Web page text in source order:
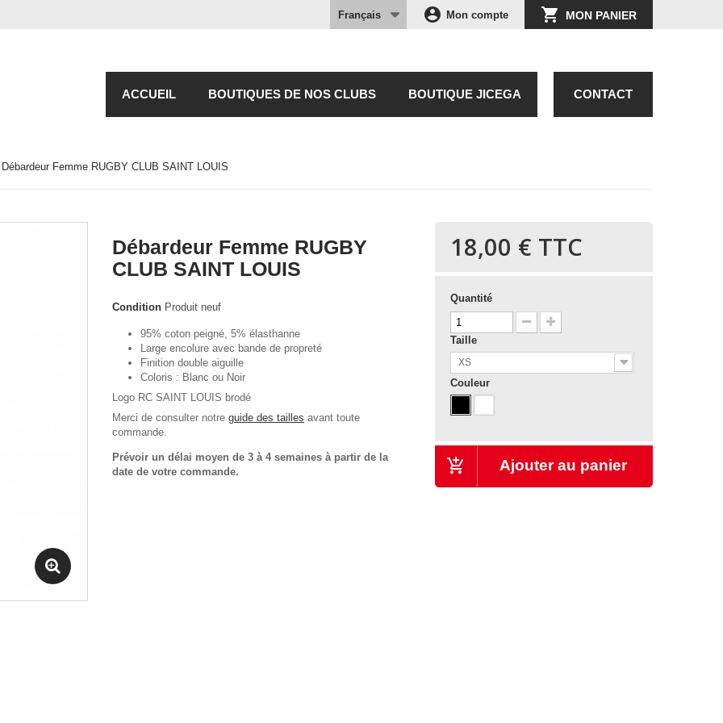
shopping_cart MON PANIER
account_circle Mon compte
Français
ACCUEIL BOUTIQUES DE NOS CLUBS BOUTIQUE JICEGA CONTACT
Débardeur Femme RUGBY CLUB SAINT LOUIS
Débardeur Femme RUGBY
CLUB SAINT LOUIS
Condition Produit neuf
95% coton peigné, 5% élasthanne
Large encolure avec bande de propreté
Finition double aiguille
Coloris : Blanc ou Noir
Logo RC SAINT LOUIS brodé
Merci de consulter notre guide des tailles avant toute
commande.
Prévoir un délai moyen de 3 à 4 semaines à partir de la
date de votre commande.
18,00 € TTC
Quantité
Taille
XS
Couleur
Ajouter au panier